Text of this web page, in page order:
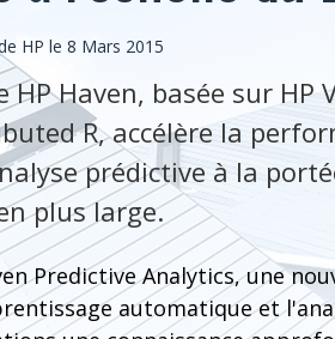
HP le 8 Mars 2015
HP Haven, basée sur
R, accélère la
prédictive à la
plus large.
Predictive Analytics, une
automatique et